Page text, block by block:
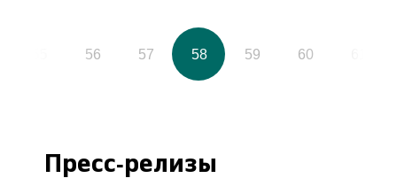
56 57 58 59 60
Пресс-релизы